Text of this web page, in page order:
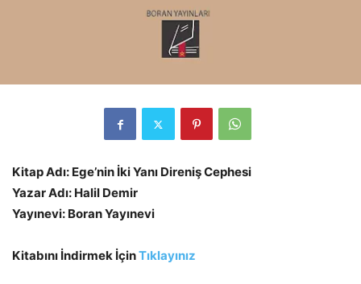
Kitap Adı: Ege’nin İki Yanı Direniş Cephesi
Yazar Adı: Halil Demir
Yayınevi: Boran Yayınevi
Kitabını İndirmek İçinTıklayınız